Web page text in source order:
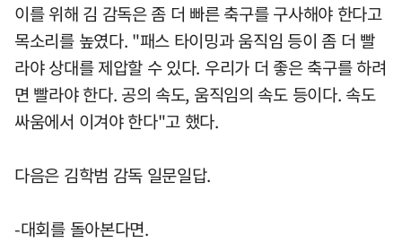
이를 위해 김 감독은 좀 더 빠른 축구를 구사해야 한다고
목소리를 높였다. "패스 타이밍과 움직임 등이 좀 더 빨
라야 상대를 제압할 수 있다. 우리가 더 좋은 축구를 하려
면 빨라야 한다. 공의 속도, 움직임의 속도 등이다. 속도
싸움에서 이겨야 한다"고 했다.
다음은 김학범 감독 일문일답.
-대회를 돌아본다면.